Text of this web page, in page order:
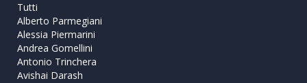
Tutti
Alberto Parmegiani
Alessia Piermarini
Andrea Gomellini
Antonio Trinchera
Avishai Darash